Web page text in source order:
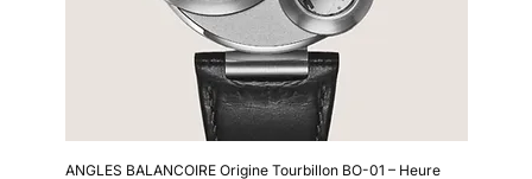
ANGLES BALANCOIRE Origine Tourbillon BO-01 – Heure